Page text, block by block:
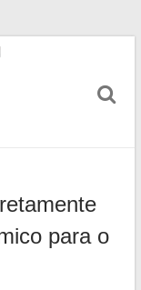
para o